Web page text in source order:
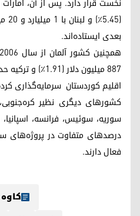
بعدی ایستاده‌اند.
اقلیم کوردستان سرمایه‌گذاری
کشورهای دیگری نظیر کره‌جنوبی،
سوریه، سوئیس، فرانسه، اسپانیا،
درصدهای متفاوت در پروژه‌های
فعال دارند.